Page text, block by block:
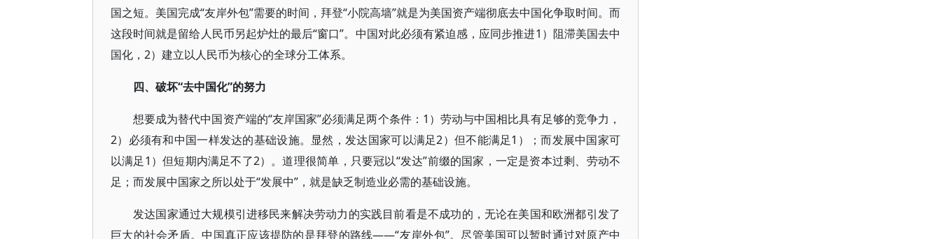
国之短。美国完成“友岸外包”需要的时间，拜登“小院高墙”就是为美国资产端彻底去中国化争取时间。而
这段时间就是留给人民币另起炉灶的最后“窗口”。中国对此必须有紧迫感，应同步推进1）阻滞美国去中
国化，2）建立以人民币为核心的全球分工体系。
四、破坏“去中国化”的努力
想要成为替代中国资产端的“友岸国家”必须满足两个条件：1）劳动与中国相比具有足够的竞争力，
2）必须有和中国一样发达的基础设施。显然，发达国家可以满足2）但不能满足1）；而发展中国家可
以满足1）但短期内满足不了2）。道理很简单，只要冠以“发达”前缀的国家，一定是资本过剩、劳动不
足；而发展中国家之所以处于“发展中”，就是缺乏制造业必需的基础设施。
发达国家通过大规模引进移民来解决劳动力的实践目前看是不成功的，无论在美国和欧洲都引发了
巨大的社会矛盾。中国真正应该提防的是拜登的路线——“友岸外包”。尽管美国可以暂时通过对原产中